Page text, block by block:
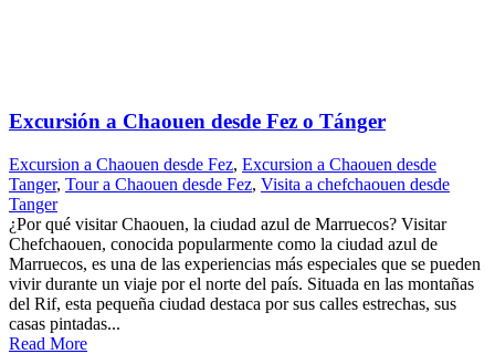
Excursión a Chaouen desde Fez o Tánger
Excursion a Chaouen desde Fez, Excursion a Chaouen desde
Tanger, Tour a Chaouen desde Fez, Visita a chefchaouen desde
Tanger
¿Por qué visitar Chaouen, la ciudad azul de Marruecos? Visitar
Chefchaouen, conocida popularmente como la ciudad azul de
Marruecos, es una de las experiencias más especiales que se pueden
vivir durante un viaje por el norte del país. Situada en las montañas
del Rif, esta pequeña ciudad destaca por sus calles estrechas, sus
casas pintadas...
Read More